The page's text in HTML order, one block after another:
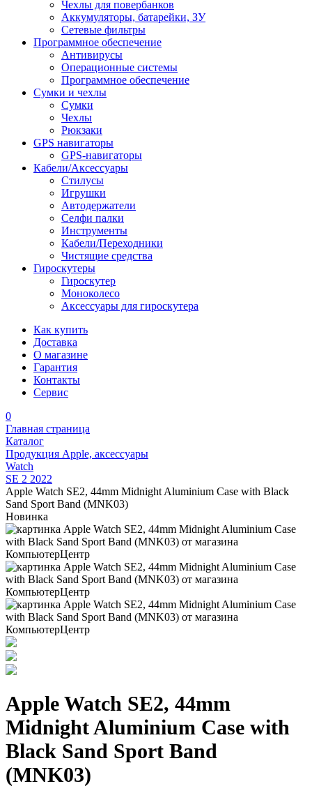
Чехлы для повербанков
Аккумуляторы, батарейки, ЗУ
Сетевые фильтры
Программное обеспечение
Антивирусы
Операционные системы
Программное обеспечение
Сумки и чехлы
Сумки
Чехлы
Рюкзаки
GPS навигаторы
GPS-навигаторы
Кабели/Аксессуары
Стилусы
Игрушки
Автодержатели
Селфи палки
Инструменты
Кабели/Переходники
Чистящие средства
Гироскутеры
Гироскутер
Моноколесо
Аксессуары для гироскутера
Как купить
Доставка
О магазине
Гарантия
Контакты
Сервис
0
Главная страница
Каталог
Продукция Apple, аксессуары
Watch
SE 2 2022
Apple Watch SE2, 44mm Midnight Aluminium Case with Black
Sand Sport Band (MNK03)
Новинка
Apple Watch SE2, 44mm
Midnight Aluminium Case with
Black Sand Sport Band
(MNK03)